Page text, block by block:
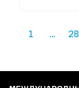
1 ... 28